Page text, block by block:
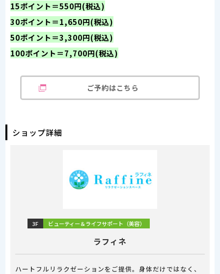
15ポイント＝550円(税込)
30ポイント＝1,650円(税込)
50ポイント＝3,300円(税込)
100ポイント＝7,700円(税込)
ご予約はこちら
ショップ詳細
3F ビューティー＆ライフサポート（美容）
ラフィネ
ハートフルリラクゼーションをご提供。身体だけではなく、